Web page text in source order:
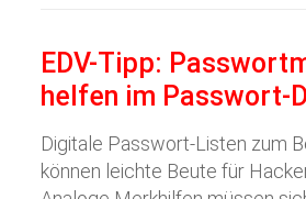
EDV-Tipp:
helfen im Passwort-
Digitale Passwort-Listen zum
können leichte Beute für